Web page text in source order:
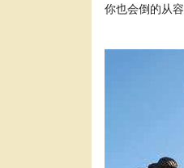
你也会倒的从容